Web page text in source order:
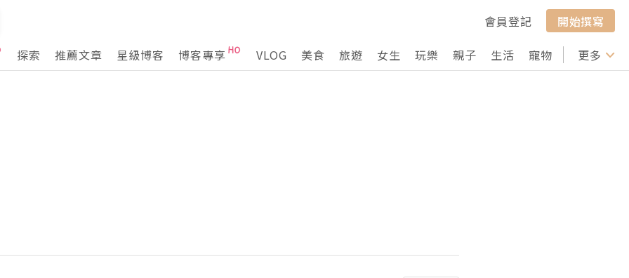
會員登記
開始撰寫
探索
推薦文章 星級博客 博客專享 VLOG 美食 旅遊 女生 玩樂 親子 生活 寵物 行山 打卡
更多